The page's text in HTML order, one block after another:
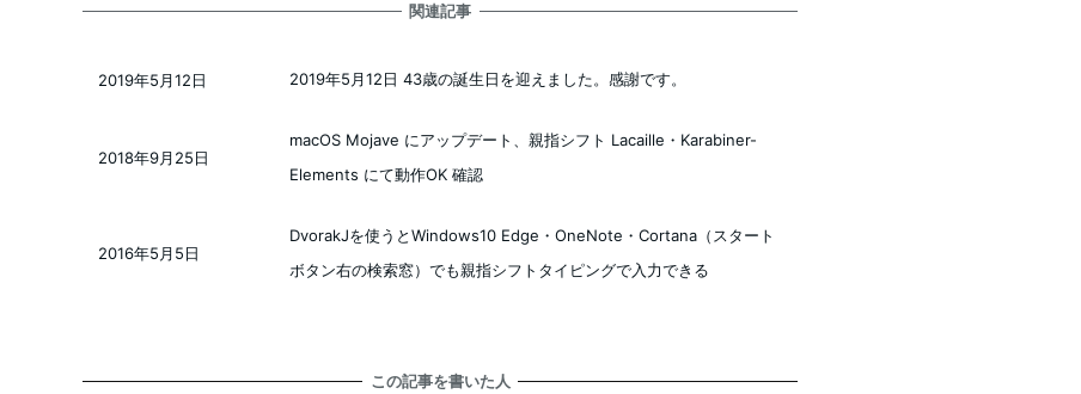
関連記事
2019年5月12日 43歳の誕生日を迎えました。感謝です。
2019年5月12日
macOS Mojave にアップデート、親指シフト Lacaille・Karabiner-
Elements にて動作OK 確認
2018年9月25日
DvorakJを使うとWindows10 Edge・OneNote・Cortana（スタート
ボタン右の検索窓）でも親指シフトタイピングで入力できる
2016年5月5日
この記事を書いた人